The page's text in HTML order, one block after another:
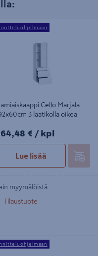
Cello Marjala
3 laatikolla oikea
Cello Marjala
3 laatikolla oikea
kpl
€ / kpl
Lue lisää
myymälöistä
Tilaustuote
Cello Alppila
3 laatikolla oikea